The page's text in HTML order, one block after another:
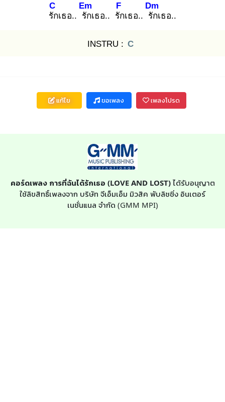
รัก
C
เธอ.. รัก
Em
เธอ.. รัก
F
เธอ.. รัก
Dm
เธอ..
INSTRU : C
แก้ไข ขอเพลง เพลงโปรด
คอร์ดเพลง การที่ฉันได้รักเธอ (LOVE AND LOST)ได้รับอนุญาต
ใช้ลิขสิทธิ์เพลงจาก บริษัท จีเอ็มเอ็ม มิวสิค พับลิชชิ่ง อินเตอร์
เนชั่นแนล จำกัด (GMM MPI)